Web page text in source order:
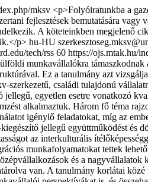
mksv <p>Folyóiratunkba a
fejlesztések bemutatására
A köteteinkben megjelenő
p> hu-HU
tech/rss 60 https://ojs.mtak.hu/
munkavállalókra
Ez a tanulmány azt
szerkezetű, családi tulajdonú
jellegű, egyetlen esetre vonatkozó
alkalmaztuk. Három fő téma
igénylő feladatokat, míg az
jellegű együttműködést és
az interkulturális
munkafolyamatokat tettek
és a nagyvállalatok
van. A tanulmány korlátai